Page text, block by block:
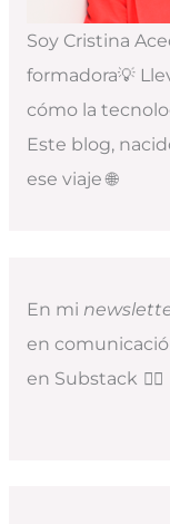
Soy Cristina
formadora💡
cómo la
Este blog,
ese viaje 🌐
En mi
en
en Substack 👇🏻